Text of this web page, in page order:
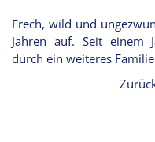
Frech, wild und
Jahren auf. Seit einem
durch ein weiteres